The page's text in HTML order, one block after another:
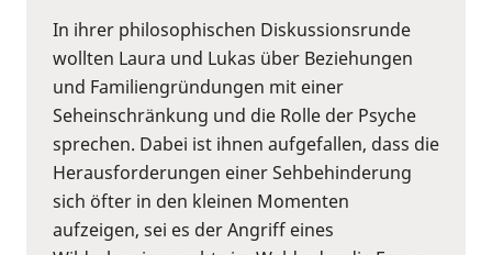
In ihrer philosophischen Diskussionsrunde
wollten Laura und Lukas über Beziehungen
und Familiengründungen mit einer
Seheinschränkung und die Rolle der Psyche
sprechen. Dabei ist ihnen aufgefallen, dass die
Herausforderungen einer Sehbehinderung
sich öfter in den kleinen Momenten
aufzeigen, sei es der Angriff eines